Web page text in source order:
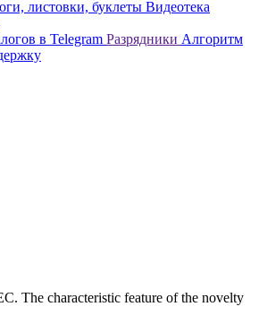
листовки, буклеты Видеотека
в Telegram Разрядники Алгоритм
The characteristic feature of the novelty